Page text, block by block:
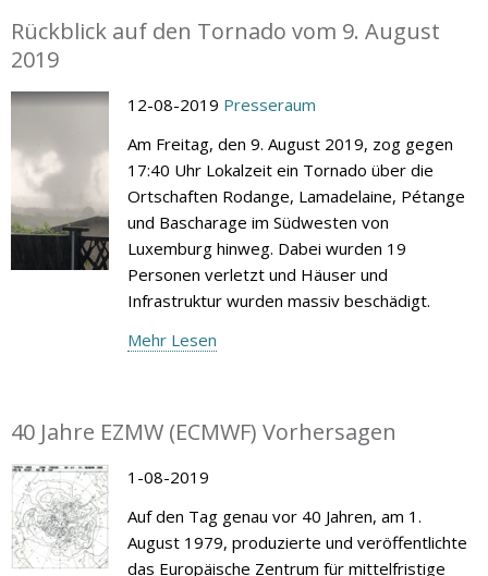
Rückblick auf den Tornado vom 9. August
2019
12-08-2019 Presseraum
Am Freitag, den 9. August 2019, zog gegen
17:40 Uhr Lokalzeit ein Tornado über die
Ortschaften Rodange, Lamadelaine, Pétange
und Bascharage im Südwesten von
Luxemburg hinweg. Dabei wurden 19
Personen verletzt und Häuser und
Infrastruktur wurden massiv beschädigt.
Mehr Lesen
40 Jahre EZMW (ECMWF) Vorhersagen
1-08-2019
Auf den Tag genau vor 40 Jahren, am 1.
August 1979, produzierte und veröffentlichte
das Europäische Zentrum für mittelfristige